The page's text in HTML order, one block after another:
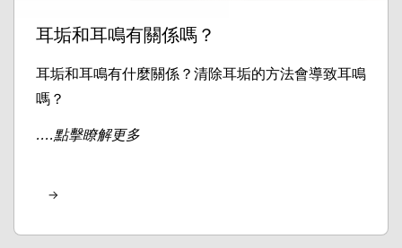
耳垢和耳鳴有關係嗎？
耳垢和耳鳴有什麼關係？清除耳垢的方法會導致耳鳴
嗎？
....點擊瞭解更多